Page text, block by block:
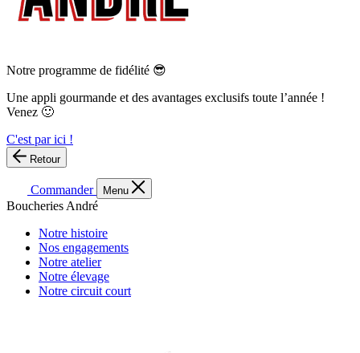
Notre programme de fidélité 😎
Une appli gourmande et des avantages exclusifs toute l’année !
Venez 🙂
C'est par ici !
Retour
Commander Menu
Boucheries André
Notre histoire
Nos engagements
Notre atelier
Notre élevage
Notre circuit court